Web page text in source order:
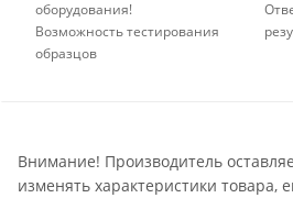
оборудования!
Возможность тестирования
образцов
Внимание! Производитель
изменять характеристики товара,